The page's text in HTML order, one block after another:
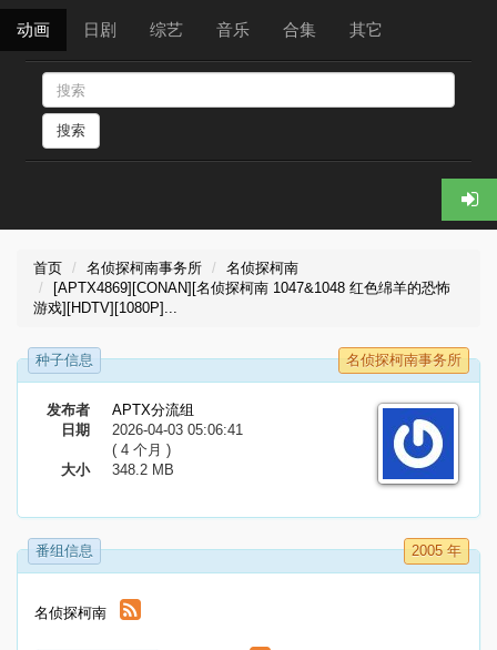
动画 日剧 综艺 音乐 合集 其它
搜索
首页 名侦探柯南事务所
名侦探柯南
[APTX4869][CONAN][名侦探柯南 1047&1048 红色绵羊的恐怖
游戏][HDTV][1080P]...
种子信息 名侦探柯南事务所
发布者
APTX分流组
日期
2026-04-03 05:06:41
( 4 个月 )
大小
348.2 MB
番组信息 2005 年
名侦探柯南